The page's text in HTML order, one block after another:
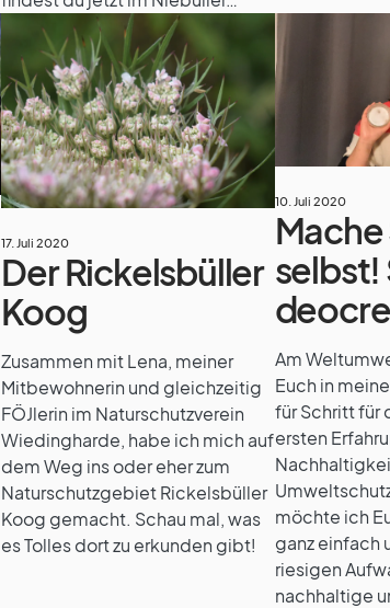
17. Juli 2020
Der Rickelsbüller
Koog
Zusammen mit Lena, meiner
Mitbewohnerin und gleichzeitig
FÖJlerin im Naturschutzverein
Wiedingharde, habe ich mich auf
dem Weg ins oder eher zum
Naturschutzgebiet Rickelsbüller
Koog gemacht. Schau mal, was
es Tolles dort zu erkunden gibt!
10. Juli 2020
Mache
selbst!
Am
Euch in
für Schritt für
ersten
möchte ich
ganz einfach
riesigen
nachhaltige